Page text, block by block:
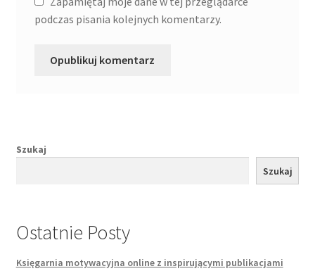
podczas pisania kolejnych komentarzy.
Szukaj
Szukaj
Ostatnie Posty
Księgarnia motywacyjna online z inspirującymi publikacjami